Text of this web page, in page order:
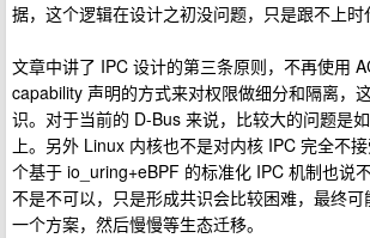
据，这个逻辑在设计之初没问题，只是跟不上时
文章中讲了 IPC 设计的第三条原则，不再使用
capability 声明的方式来对权限做细分和隔离，
识。对于当前的 D-Bus 来说，比较大的问题是
上。另外 Linux 内核也不是对内核 IPC 完全不
个基于 io_uring+eBPF 的标准化 IPC 机制也说
不是不可以，只是形成共识会比较困难，最终
一个方案，然后慢慢等生态迁移。